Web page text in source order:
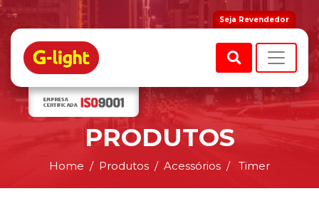
Seja Revendedor
PRODUTOS
Home Produtos Acessórios Timer